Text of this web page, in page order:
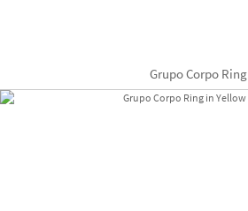
Grupo Corpo Ring